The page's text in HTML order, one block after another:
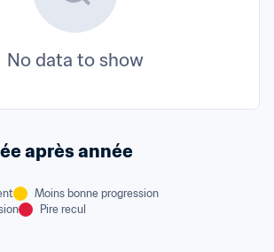
No data to show
après année
Moins bonne progression
Pire recul